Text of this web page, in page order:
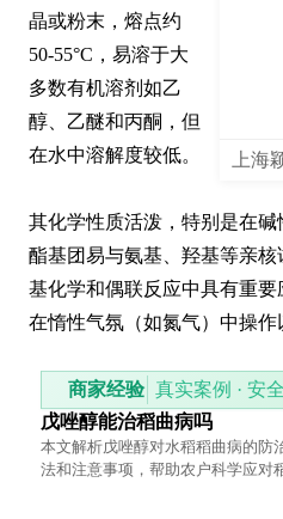
上海
晶或粉末，熔点约
50-55°C，易溶于大
多数有机溶剂如乙
醇、乙醚和丙酮，但
在水中溶解度较低。
其化学性质活泼，特别是在
酯基团易与氨基、羟基等亲
基化学和偶联反应中具有重
在惰性气氛（如氮气）中操作
商家经验 真实案例 · 安
戊唑醇能治稻曲病吗
本文解析戊唑醇对水稻稻曲病的防
法和注意事项，帮助农户科学应对